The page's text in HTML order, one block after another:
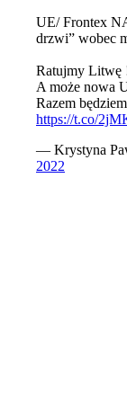
UE/ Frontex
drzwi” wobec
Ratujmy Litwę
A może nowa
Razem
https://t.co/
— Krystyna
2022